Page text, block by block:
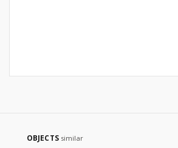
OBJECTS similar